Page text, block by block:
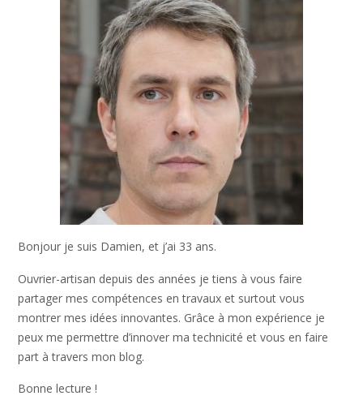
Bonjour je suis Damien, et j’ai 33 ans.
Ouvrier-artisan depuis des années je tiens à vous faire
partager mes compétences en travaux et surtout vous
montrer mes idées innovantes. Grâce à mon expérience je
peux me permettre d’innover ma technicité et vous en faire
part à travers mon blog.
Bonne lecture !